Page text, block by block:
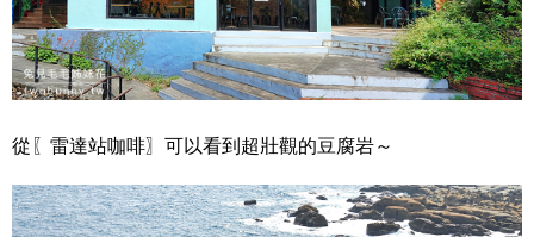
從〖雷達站咖啡〗可以看到超壯觀的豆腐岩～